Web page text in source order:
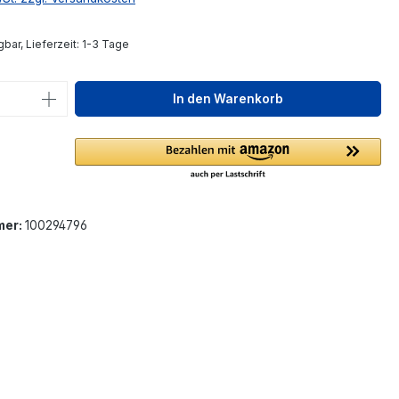
Lieferzeit: 1-3 Tage
Anzahl: Gib den gewünschten Wert
In den Warenkorb
100294796